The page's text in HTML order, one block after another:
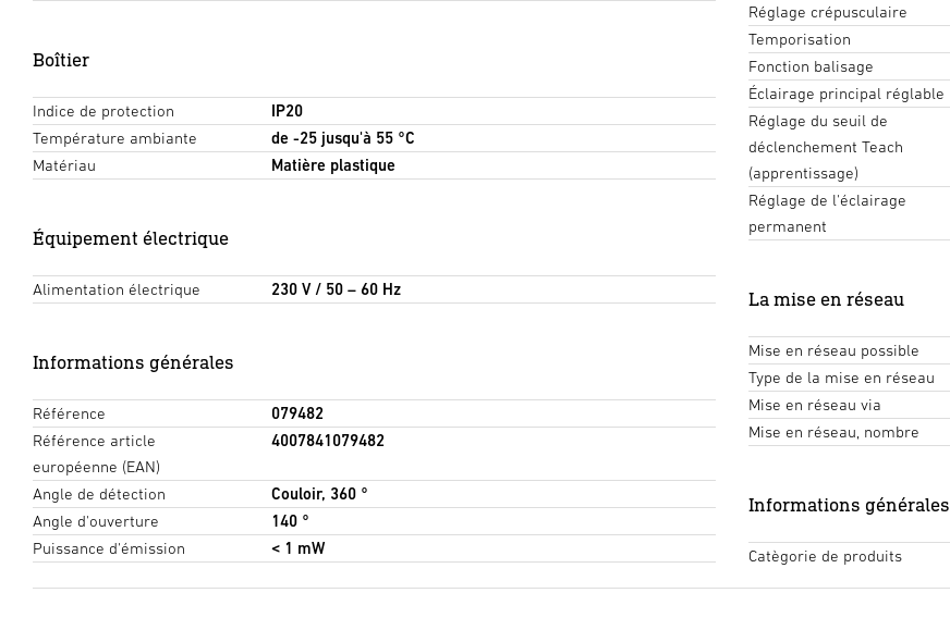
Boîtier
Indice de protection
IP20
Température ambiante
de -25 jusqu'à 55 °C
Matériau
Matière plastique
Équipement électrique
Alimentation électrique 230 V / 50 – 60 Hz
Informations générales
Référence
079482
Référence article
européenne (EAN)
4007841079482
Angle de détection
Couloir, 360 °
Angle d'ouverture
140 °
Puissance d'émission
< 1 mW
Réglage crépusculaire
Temporisation
Fonction balisage
Éclairage principal réglable
Réglage du seuil de
déclenchement Teach
(apprentissage)
Réglage de l'éclairage
permanent
La mise en réseau
Mise en réseau possible
Type de la mise en réseau
Mise en réseau via
Mise en réseau, nombre
Informations générales
Catègorie de produits